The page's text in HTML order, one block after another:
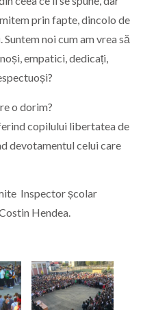
prin fapte, dincolo de
noi cum am vrea să
empatici, dedicați,
o dorim?
copilului libertatea de
devotamentul celui care
Inspector școlar
Hendea.